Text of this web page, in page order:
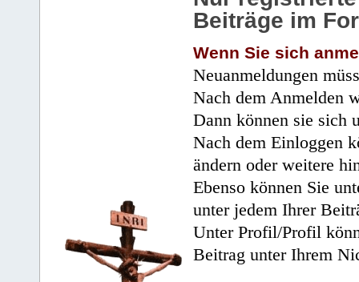
Beiträge im
Wenn Sie sich
Neuanmeldungen
Nach dem Anmelden
Dann können sie sich
Nach dem Einloggen
ändern oder weitere
Ebenso können Sie
unter jedem Ihrer
Unter Profil/Profil
Beitrag unter Ihrem